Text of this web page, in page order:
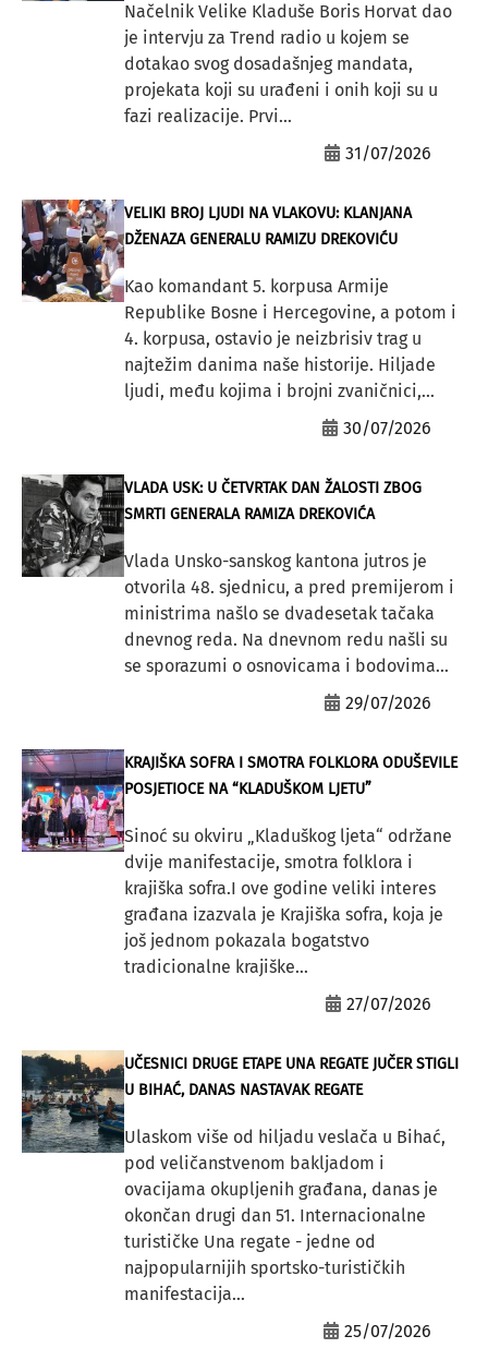
Načelnik Velike Kladuše Boris Horvat dao
je intervju za Trend radio u kojem se
dotakao svog dosadašnjeg mandata,
projekata koji su urađeni i onih koji su u
fazi realizacije. Prvi...
31/07/2026
VELIKI BROJ LJUDI NA VLAKOVU: KLANJANA
DŽENAZA GENERALU RAMIZU DREKOVIĆU
Kao komandant 5. korpusa Armije
Republike Bosne i Hercegovine, a potom i
4. korpusa, ostavio je neizbrisiv trag u
najtežim danima naše historije. Hiljade
ljudi, među kojima i brojni zvaničnici,...
30/07/2026
VLADA USK: U ČETVRTAK DAN ŽALOSTI ZBOG
SMRTI GENERALA RAMIZA DREKOVIĆA
Vlada Unsko-sanskog kantona jutros je
otvorila 48. sjednicu, a pred premijerom i
ministrima našlo se dvadesetak tačaka
dnevnog reda. Na dnevnom redu našli su
se sporazumi o osnovicama i bodovima...
29/07/2026
KRAJIŠKA SOFRA I SMOTRA FOLKLORA ODUŠEVILE
POSJETIOCE NA “KLADUŠKOM LJETU”
Sinoć su okviru „Kladuškog ljeta“ održane
dvije manifestacije, smotra folklora i
krajiška sofra.I ove godine veliki interes
građana izazvala je Krajiška sofra, koja je
još jednom pokazala bogatstvo
tradicionalne krajiške...
27/07/2026
UČESNICI DRUGE ETAPE UNA REGATE JUČER STIGLI
U BIHAĆ, DANAS NASTAVAK REGATE
Ulaskom više od hiljadu veslača u Bihać,
pod veličanstvenom bakljadom i
ovacijama okupljenih građana, danas je
okončan drugi dan 51. Internacionalne
turističke Una regate - jedne od
najpopularnijih sportsko-turističkih
manifestacija...
25/07/2026